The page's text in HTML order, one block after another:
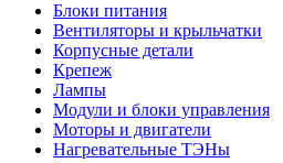
Блоки питания
Вентиляторы и крыльчатки
Корпусные детали
Крепеж
Лампы
Модули и блоки управления
Моторы и двигатели
Нагревательные ТЭНы